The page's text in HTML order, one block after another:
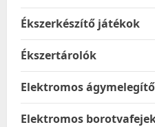
Ékszerkészítő játékok
Ékszertárolók
Elektromos
Elektromos